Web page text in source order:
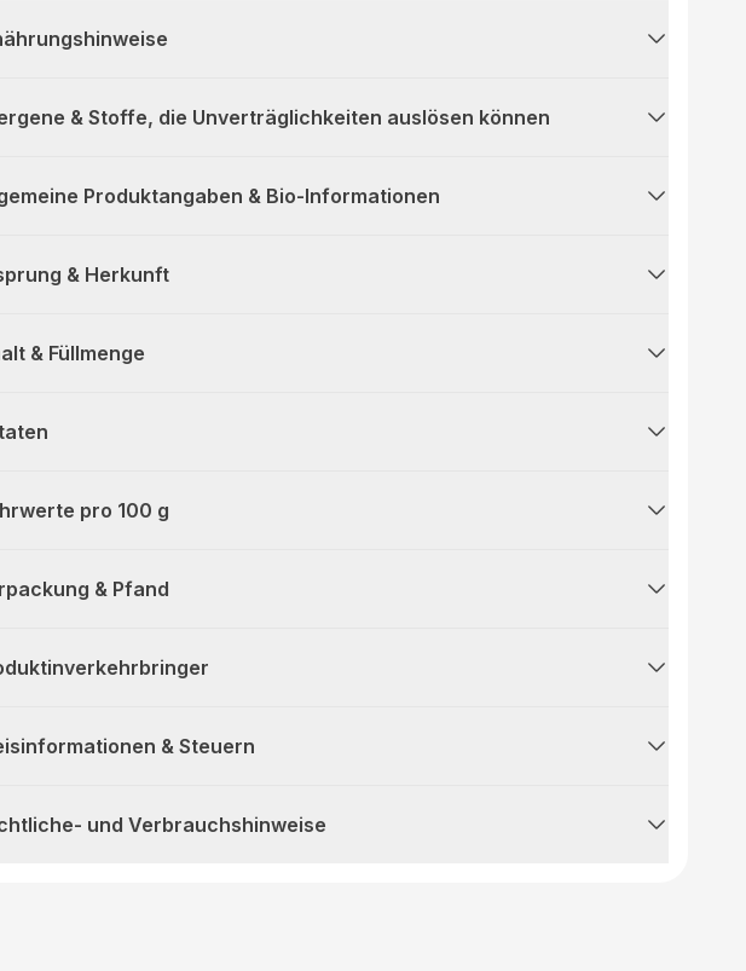
& Stoffe, die Unverträglichkeiten auslösen können
Produktangaben & Bio-Informationen
& Herkunft
& Füllmenge
pro 100 g
& Pfand
& Steuern
und Verbrauchshinweise